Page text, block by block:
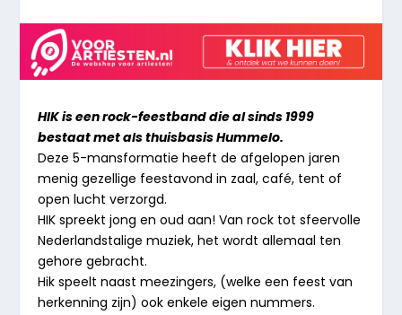
HIK is een rock-feestband die al sinds 1999
bestaat met als thuisbasis Hummelo.
Deze 5-mansformatie heeft de afgelopen jaren
menig gezellige feestavond in zaal, café, tent of
open lucht verzorgd.
HIK spreekt jong en oud aan! Van rock tot sfeervolle
Nederlandstalige muziek, het wordt allemaal ten
gehore gebracht.
Hik speelt naast meezingers, (welke een feest van
herkenning zijn) ook enkele eigen nummers.